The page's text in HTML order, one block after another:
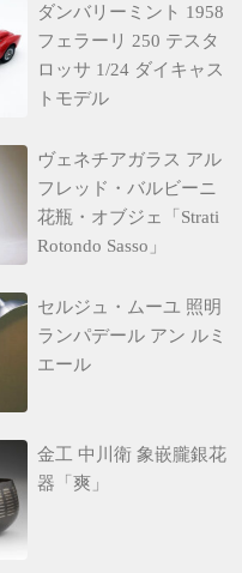
ダンバリーミント 1958
フェラーリ 250 テスタ
ロッサ 1/24 ダイキャス
トモデル
ヴェネチアガラス アル
フレッド・バルビーニ
花瓶・オブジェ「Strati
Rotondo Sasso」
セルジュ・ムーユ 照明
ランパデール アン ルミ
エール
金工 中川衛 象嵌朧銀花
器「爽」